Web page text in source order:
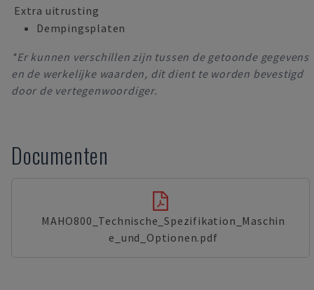
Extra uitrusting
Dempingsplaten
*Er kunnen verschillen zijn tussen de getoonde gegevens
en de werkelijke waarden, dit dient te worden bevestigd
door de vertegenwoordiger.
Documenten
MAHO800_Technische_Spezifikation_Maschin
e_und_Optionen.pdf